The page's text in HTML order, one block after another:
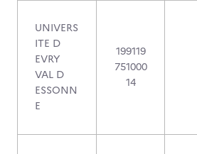
UNIVERS
ITE D
EVRY
VAL D
ESSONN
E
199119
751000
14